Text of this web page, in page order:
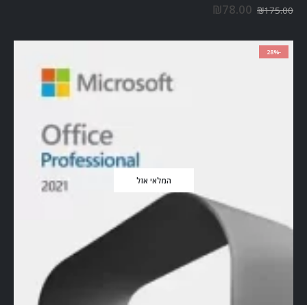
₪175.00
₪78.00
-28%
המלאי אזל